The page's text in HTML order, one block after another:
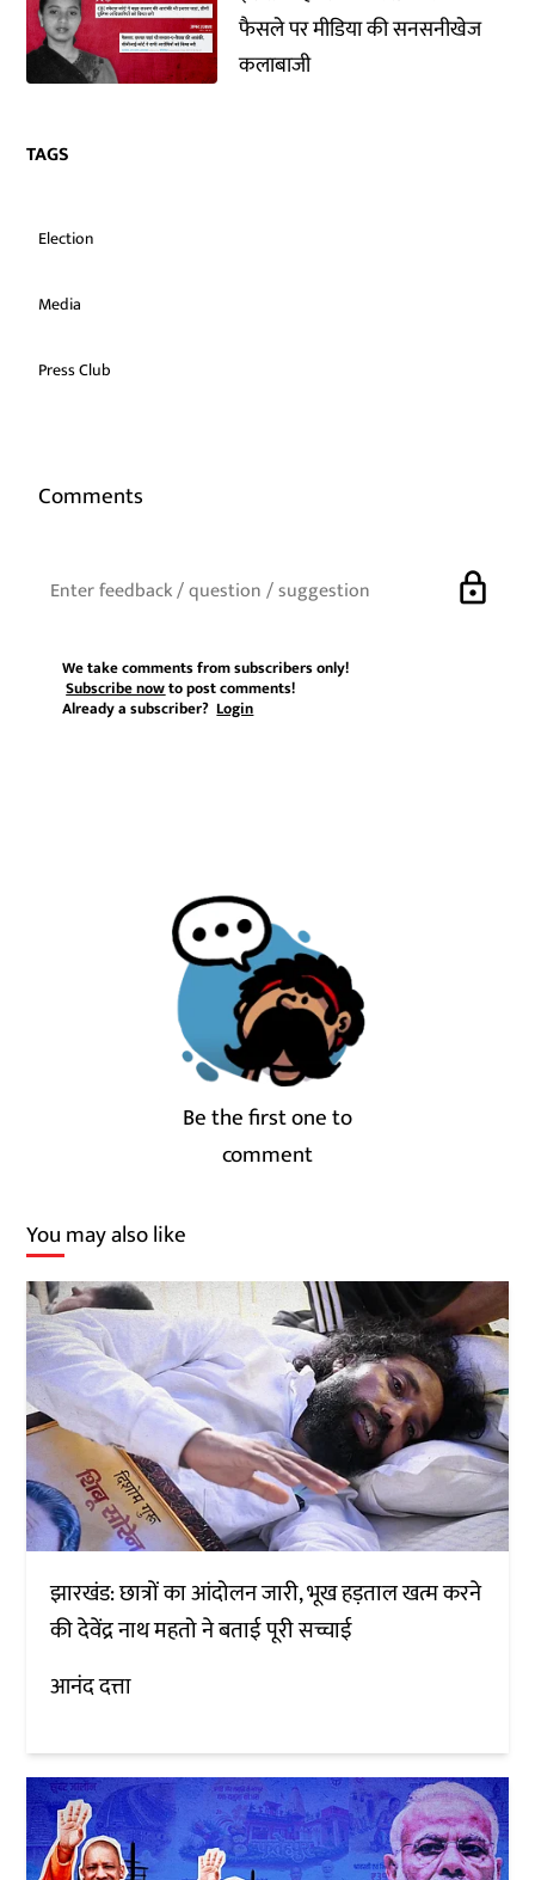
फैसले पर मीडिया की सनसनीखेज
कलाबाजी
TAGS
Election
Media
Press Club
Comments
lock
We take comments from subscribers only!
Subscribe nowto post comments!
Already a subscriber?Login
Be the first one to
comment
You may also like
झारखंड: छात्रों का आंदोलन जारी, भूख हड़ताल खत्म करने
की देवेंद्र नाथ महतो ने बताई पूरी सच्चाई
आनंद दत्ता